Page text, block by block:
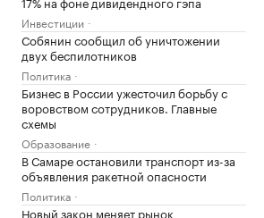
Инвестиции
Собянин сообщил об уничтожении
двух беспилотников
Политика
Бизнес в России ужесточил борьбу с
воровством сотрудников. Главные
схемы
Образование
В Самаре остановили транспорт из-за
объявления ракетной опасности
Политика
Новый закон меняет рынок